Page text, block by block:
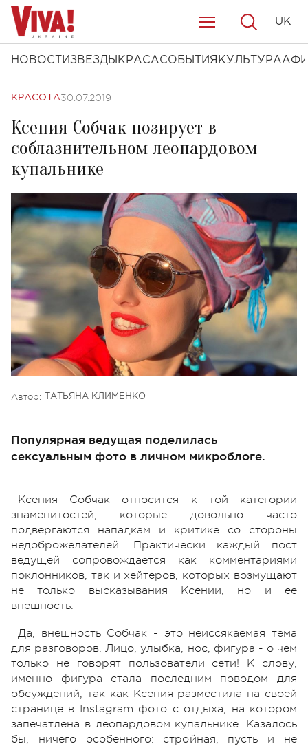
НОВОСТИ ЗВЕЗДЫ КРАСАСОБЫТИЯ КУЛЬТУРА
UK
КРАСОТА30.07.2019
Ксения Собчак позирует в
соблазнительном леопардовом
купальнике
Автор: ТАТЬЯНА КЛИМЕНКО
Популярная ведущая поделилась
сексуальным фото в личном микроблоге.
Ксения Собчак относится к той категории
знаменитостей, которые довольно часто
подвергаются нападкам и критике со стороны
недоброжелателей. Практически каждый пост
ведущей сопровождается как комментариями
поклонников, так и хейтеров, которых возмущают
не только высказывания Ксении, но и ее
внешность.
Да, внешность Собчак - это неиссякаемая тема
для разговоров. Лицо, улыбка, нос, фигура - о чем
только не говорят пользователи сети! К слову,
именно фигура стала последним поводом для
обсуждений, так как Ксения разместила на своей
странице в Instagram фото с отдыха, на котором
запечатлена в леопардовом купальнике. Казалось
бы, ничего особенного: стройная, пусть и не